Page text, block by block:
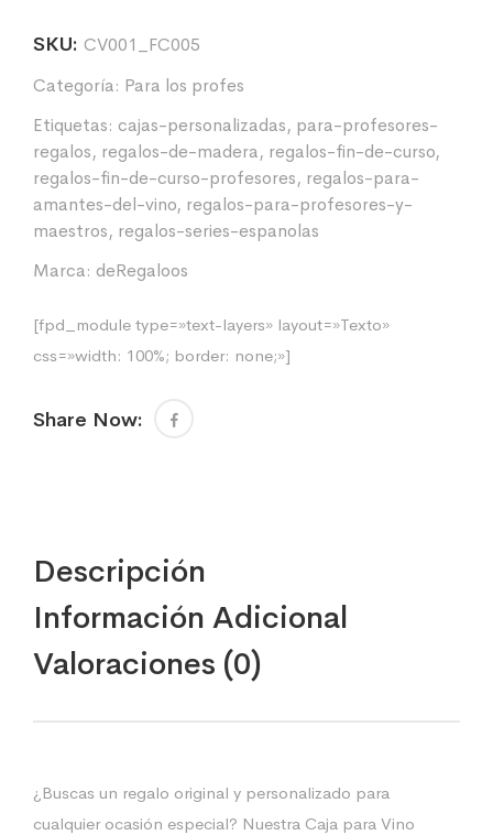
SKU: CV001_FC005
Categoría: Para los profes
Etiquetas: cajas-personalizadas, para-profesores-
regalos, regalos-de-madera, regalos-fin-de-curso,
regalos-fin-de-curso-profesores, regalos-para-
amantes-del-vino, regalos-para-profesores-y-
maestros, regalos-series-espanolas
Marca: deRegaloos
[fpd_module type=»text-layers» layout=»Texto»
css=»width: 100%; border: none;»]
Share Now:
Descripción
Información Adicional
Valoraciones (0)
¿Buscas un regalo original y personalizado para
cualquier ocasión especial? Nuestra Caja para Vino